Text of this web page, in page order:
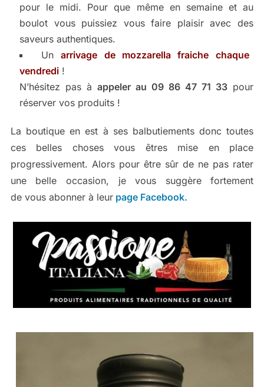
pour le midi. Pour que même en semaine et au
boulot vous puissiez vous faire plaisir avec des
saveurs authentiques.
Unarrivage de mozzarella fraiche chaque
vendredi!
N’hésitez pas à appeler au 09 86 47 71 33 pour
réserver vos produits !
La boutique en est à ses balbutiements donc toutes
ces belles choses vous êtres mise en place
progressivement. Alors pour être sûr de ne pas rater
une belle occasion, je vous suggère fortement
de vous abonner à leurpage Facebook.